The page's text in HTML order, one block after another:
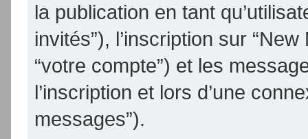
la publication en tant
invités”), l’inscription sur
“votre compte”) et les
l’inscription et lors d’une
messages”).